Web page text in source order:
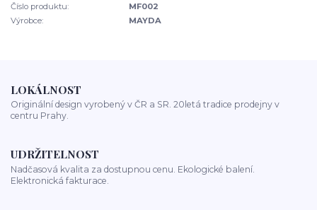
Číslo produktu:
MF002
Výrobce:
MAYDA
LOKÁLNOST
Originální design vyrobený v ČR a SR. 20letá tradice prodejny v
centru Prahy.
UDRŽITELNOST
Nadčasová kvalita za dostupnou cenu. Ekologické balení.
Elektronická fakturace.